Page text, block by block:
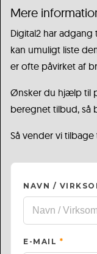
Mere
Digital2 har
kan umuligt liste
er ofte påvirket af
Ønsker du hjælp til
beregnet tilbud, så
Så vender vi
NAVN /
E-MAIL *